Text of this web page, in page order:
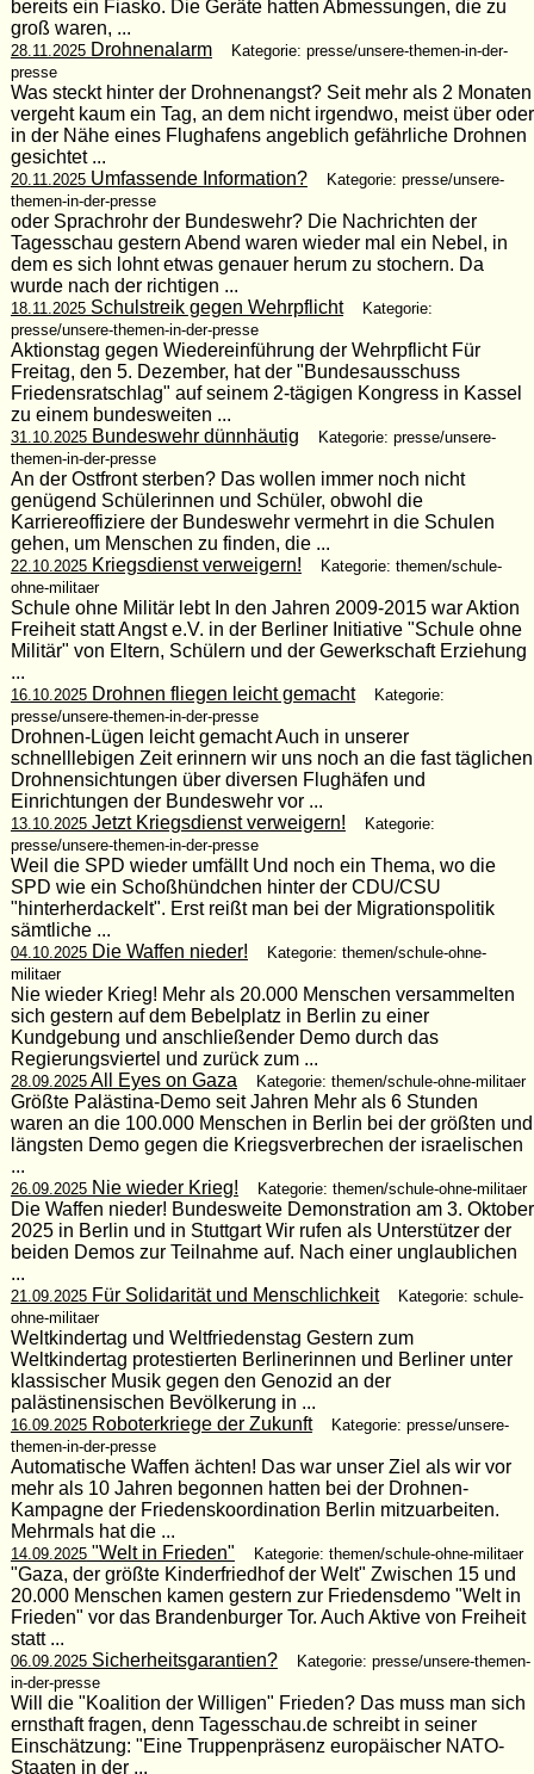
bereits ein Fiasko. Die Geräte hatten Abmessungen, die zu
groß waren, ...
28.11.2025Drohnenalarm
Kategorie: presse/unsere-themen-in-der-
presse
Was steckt hinter der Drohnenangst? Seit mehr als 2 Monaten
vergeht kaum ein Tag, an dem nicht irgendwo, meist über oder
in der Nähe eines Flughafens angeblich gefährliche Drohnen
gesichtet ...
20.11.2025Umfassende Information?
Kategorie: presse/unsere-
themen-in-der-presse
oder Sprachrohr der Bundeswehr? Die Nachrichten der
Tagesschau gestern Abend waren wieder mal ein Nebel, in
dem es sich lohnt etwas genauer herum zu stochern. Da
wurde nach der richtigen ...
18.11.2025Schulstreik gegen Wehrpflicht
Kategorie:
presse/unsere-themen-in-der-presse
Aktionstag gegen Wiedereinführung der Wehrpflicht Für
Freitag, den 5. Dezember, hat der "Bundesausschuss
Friedensratschlag" auf seinem 2-tägigen Kongress in Kassel
zu einem bundesweiten ...
31.10.2025Bundeswehr dünnhäutig
Kategorie: presse/unsere-
themen-in-der-presse
An der Ostfront sterben? Das wollen immer noch nicht
genügend Schülerinnen und Schüler, obwohl die
Karriereoffiziere der Bundeswehr vermehrt in die Schulen
gehen, um Menschen zu finden, die ...
22.10.2025Kriegsdienst verweigern!
Kategorie: themen/schule-
ohne-militaer
Schule ohne Militär lebt In den Jahren 2009-2015 war Aktion
Freiheit statt Angst e.V. in der Berliner Initiative "Schule ohne
Militär" von Eltern, Schülern und der Gewerkschaft Erziehung
...
16.10.2025Drohnen fliegen leicht gemacht
Kategorie:
presse/unsere-themen-in-der-presse
Drohnen-Lügen leicht gemacht Auch in unserer
schnelllebigen Zeit erinnern wir uns noch an die fast täglichen
Drohnensichtungen über diversen Flughäfen und
Einrichtungen der Bundeswehr vor ...
13.10.2025Jetzt Kriegsdienst verweigern!
Kategorie:
presse/unsere-themen-in-der-presse
Weil die SPD wieder umfällt Und noch ein Thema, wo die
SPD wie ein Schoßhündchen hinter der CDU/CSU
"hinterherdackelt". Erst reißt man bei der Migrationspolitik
sämtliche ...
04.10.2025Die Waffen nieder!
Kategorie: themen/schule-ohne-
militaer
Nie wieder Krieg! Mehr als 20.000 Menschen versammelten
sich gestern auf dem Bebelplatz in Berlin zu einer
Kundgebung und anschließender Demo durch das
Regierungsviertel und zurück zum ...
28.09.2025All Eyes on Gaza Kategorie: themen/schule-ohne-militaer
Größte Palästina-Demo seit Jahren Mehr als 6 Stunden
waren an die 100.000 Menschen in Berlin bei der größten und
längsten Demo gegen die Kriegsverbrechen der israelischen
...
26.09.2025Nie wieder Krieg! Kategorie: themen/schule-ohne-militaer
Die Waffen nieder! Bundesweite Demonstration am 3. Oktober
2025 in Berlin und in Stuttgart Wir rufen als Unterstützer der
beiden Demos zur Teilnahme auf. Nach einer unglaublichen
...
21.09.2025Für Solidarität und Menschlichkeit
Kategorie: schule-
ohne-militaer
Weltkindertag und Weltfriedenstag Gestern zum
Weltkindertag protestierten Berlinerinnen und Berliner unter
klassischer Musik gegen den Genozid an der
palästinensischen Bevölkerung in ...
16.09.2025Roboterkriege der Zukunft
Kategorie: presse/unsere-
themen-in-der-presse
Automatische Waffen ächten! Das war unser Ziel als wir vor
mehr als 10 Jahren begonnen hatten bei der Drohnen-
Kampagne der Friedenskoordination Berlin mitzuarbeiten.
Mehrmals hat die ...
14.09.2025"Welt in Frieden" Kategorie: themen/schule-ohne-militaer
"Gaza, der größte Kinderfriedhof der Welt" Zwischen 15 und
20.000 Menschen kamen gestern zur Friedensdemo "Welt in
Frieden" vor das Brandenburger Tor. Auch Aktive von Freiheit
statt ...
06.09.2025Sicherheitsgarantien?
Kategorie: presse/unsere-themen-
in-der-presse
Will die "Koalition der Willigen" Frieden? Das muss man sich
ernsthaft fragen, denn Tagesschau.de schreibt in seiner
Einschätzung: "Eine Truppenpräsenz europäischer NATO-
Staaten in der ...